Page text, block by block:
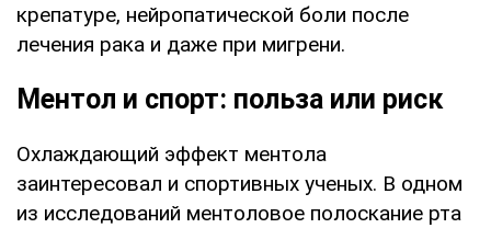
крепатуре, нейропатической боли после
лечения рака и даже при мигрени.
Ментол и спорт: польза или риск
Охлаждающий эффект ментола
заинтересовал и спортивных ученых. В одном
из исследований ментоловое полоскание рта